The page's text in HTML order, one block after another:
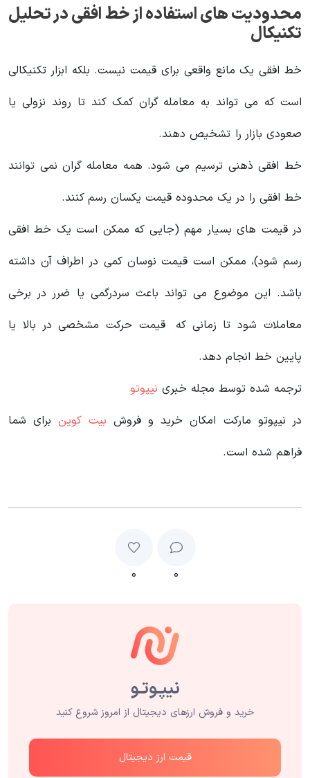
محدودیت های استفاده از خط افقی در تحلیل
تکنیکال
خط افقی یک مانع واقعی برای قیمت نیست. بلکه ابزار تکنیکالی
است که می تواند به معامله گران کمک کند تا روند نزولی یا
صعودی بازار را تشخیص دهند.
خط افقی ذهنی ترسیم می شود. همه معامله گران نمی توانند
خط افقی را در یک محدوده قیمت یکسان رسم کنند.
در قیمت های بسیار مهم (جایی که ممکن است یک خط افقی
رسم شود)، ممکن است قیمت نوسان کمی در اطراف آن داشته
باشد. این موضوع می تواند باعث سردرگمی یا ضرر در برخی
معاملات شود تا زمانی که قیمت حرکت مشخصی در بالا یا
پایین خط انجام دهد.
ترجمه شده توسط مجله خبری نیپوتو
در نیپوتو مارکت امکان خرید و فروش بیت کوینبرای شما
فراهم شده است.
۰ ۰
خرید و فروش ارزهای دیجیتال از امروز شروع کنید
قیمت ارز دیجیتال